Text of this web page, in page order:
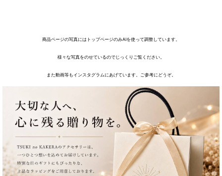
商品ページの写真にはトップページのみAIを使って調整しています。
様々な写真をのせているのでじっくりご覧ください。
また動画等もインスタグラムにあげています。ご参考にどうぞ。